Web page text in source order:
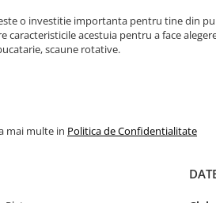
o investitie importanta pentru tine din
caracteristicile acestuia pentru a face
scaune rotative.
mai multe in Politica de Confidentialitate